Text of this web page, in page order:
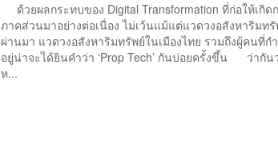
ด้วยผลกระทบของ Digital Transformation ที่ก่อให้เกิด
ภาคส่วนมาอย่างต่อเนื่อง ไม่เว้นแม้แต่แวดวงอสังหาริมท
ผ่านมา แวดวงอสังหาริมทรัพย์ในเมืองไทย รวมถึงผู้คนที่ก
อยู่น่าจะได้ยินคำว่า ‘Prop Tech’ กันบ่อยครั้งขึ้น ว่ากันว่
ห...